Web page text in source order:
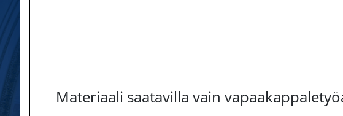
Materiaali saatavilla vain